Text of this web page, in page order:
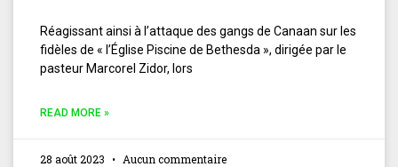
Réagissant ainsi à l’attaque des gangs de Canaan sur les
fidèles de « l’Église Piscine de Bethesda », dirigée par le
pasteur Marcorel Zidor, lors
READ MORE »
28 août 2023 Aucun commentaire